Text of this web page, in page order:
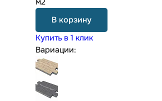
В корзину
Купить в 1 клик
Вариации: